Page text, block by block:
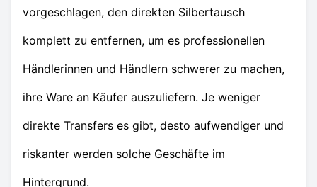
vorgeschlagen, den direkten Silbertausch
komplett zu entfernen, um es professionellen
Händlerinnen und Händlern schwerer zu machen,
ihre Ware an Käufer auszuliefern. Je weniger
direkte Transfers es gibt, desto aufwendiger und
riskanter werden solche Geschäfte im
Hintergrund.